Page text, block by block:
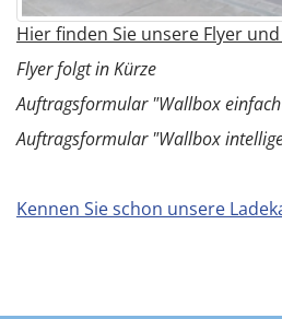
Hier finden Sie unsere Flyer
Flyer folgt in Kürze
Auftragsformular "Wallbox
Auftragsformular "Wallbox
Kennen Sie schon unsere